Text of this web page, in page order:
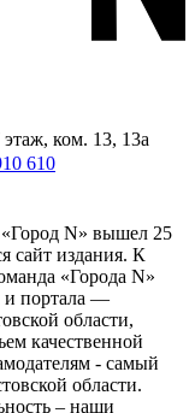
ком. 13, 13а
610
N» вышел 25
сайт издания. К
«Города N»
и портала —
области,
качественной
- самый
области.
– наши